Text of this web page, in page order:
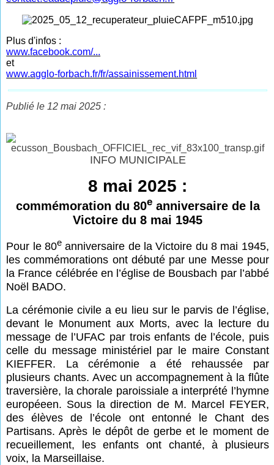
Plus d'infos :
www.facebook.com/...
et
www.agglo-forbach.fr/fr/assainissement.html
Publié le 12 mai 2025 :
INFO MUNICIPALE
8 mai 2025 :
commémoration du 80eanniversaire de la
Victoire du 8 mai 1945
Pour le 80eanniversaire de la Victoire du 8 mai 1945,
les commémorations ont débuté par une Messe pour
la France célébrée en l’église de Bousbach par l’abbé
Noël BADO.
La cérémonie civile a eu lieu sur le parvis de l’église,
devant le Monument aux Morts, avec la lecture du
message de l’UFAC par trois enfants de l’école, puis
celle du message ministériel par le maire Constant
KIEFFER. La cérémonie a été rehaussée par
plusieurs chants. Avec un accompagnement à la flûte
traversière, la chorale paroissiale a interprété l’hymne
européeen. Sous la direction de M. Marcel FEYER,
des élèves de l’école ont entonné le Chant des
Partisans. Après le dépôt de gerbe et le moment de
recueillement, les enfants ont chanté, à plusieurs
voix, la Marseillaise.